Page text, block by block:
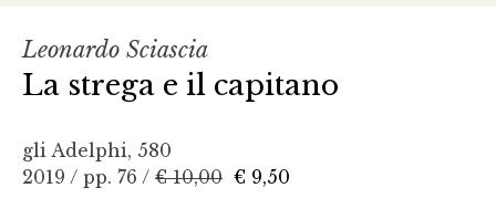
Leonardo Sciascia
La strega e il capitano
gli Adelphi, 580
2019 / pp. 76 / € 10,00 € 9,50